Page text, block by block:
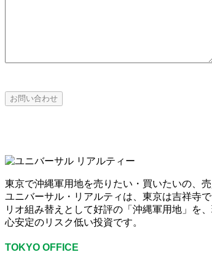
東京で沖縄軍用地を売りたい・買いたいの、
ユニバーサル・リアルティは、東京は吉祥寺
リオ組み替えとして好評の「沖縄軍用地」を
心安定のリスク低い投資です。
TOKYO OFFICE